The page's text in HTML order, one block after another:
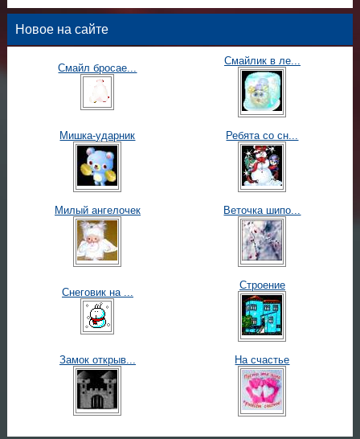
Новое на сайте
Смайл бросае...
Смайлик в ле...
Мишка-ударник Ребята со сн...
Милый ангелочек Веточка шипо...
Снеговик на ...
Строение
Замок открыв... На счастье